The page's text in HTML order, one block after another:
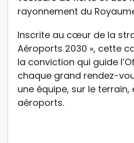
rayonnement du
Inscrite au cœur de la
Aéroports 2030 », cette
la conviction qui guide
chaque grand rendez-
une équipe, sur le terrain,
aéroports.